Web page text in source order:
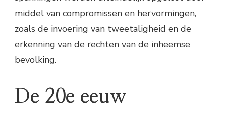
middel van compromissen en hervormingen,
zoals de invoering van tweetaligheid en de
erkenning van de rechten van de inheemse
bevolking.
De 20e eeuw